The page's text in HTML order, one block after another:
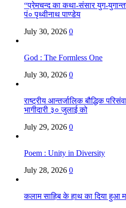
“प्रेमचन्द का कथा-संसार युग-
पं० पृथ्वीनाथ पाण्डेय
July 30, 2026 0
God : The Formless One
July 30, 2026 0
राष्ट्रीय आन्तर्जालिक बौद्धिक
भागीदारी ३० जुलाई को
July 29, 2026 0
Poem : Unity in Diversity
July 28, 2026 0
कलाम साहिब के हाथ का दिया हुआ